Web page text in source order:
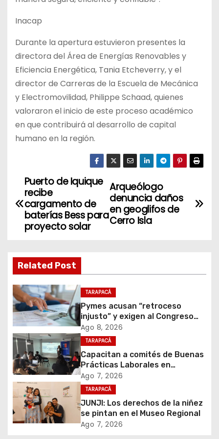
Inacap
Durante la apertura estuvieron presentes la
directora del Área de Energías Renovables y
Eficiencia Energética, Tania Etcheverry, y el
director de Carreras de la Escuela de Mecánica
y Electromovilidad, Philippe Schaad, quienes
valoraron el inicio de este proceso académico
en que contribuirá al desarrollo de capital
humano en la región.
N
a
g
a
c
i
ó
n
d
e
Arqueólogo
denuncia daños
en geoglifos de
Cerro Isla
Puerto de Iquique
recibe
cargamento de
baterías Bess para
proyecto solar
Related Post
TARAPACÁ
Pymes acusan “retroceso
injusto” y exigen al Congreso
rechazar veto que elimina el
pago oportuno a 30 días
Ago 8, 2026
TARAPACÁ
Capacitan a comités de Buenas
Prácticas Laborales en
atención inicial de casos de
violencia de género
Ago 7, 2026
TARAPACÁ
JUNJI: Los derechos de la niñez
se pintan en el Museo Regional
Ago 7, 2026